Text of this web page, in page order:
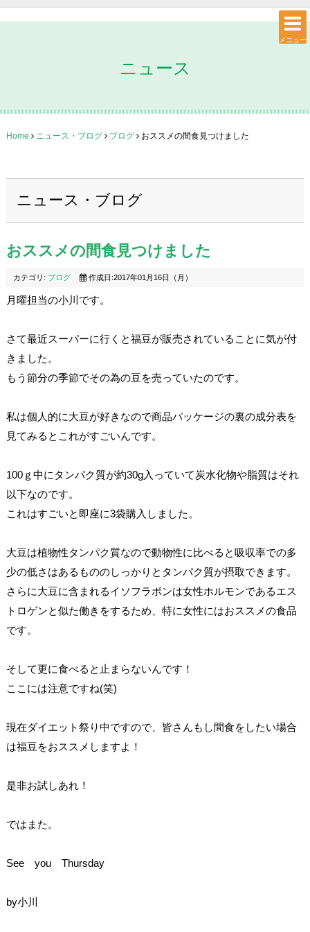
メニュー
ニュース
Home ニュース・ブログ ブログ おススメの間食見つけました
ニュース・ブログ
おススメの間食見つけました
カテゴリ: ブログ 作成日:2017年01月16日（月）
月曜担当の小川です。
さて最近スーパーに行くと福豆が販売されていることに気が付
きました。
もう節分の季節でその為の豆を売っていたのです。
私は個人的に大豆が好きなので商品パッケージの裏の成分表を
見てみるとこれがすごいんです。
100ｇ中にタンパク質が約30g入っていて炭水化物や脂質はそれ
以下なのです。
これはすごいと即座に3袋購入しました。
大豆は植物性タンパク質なので動物性に比べると吸収率での多
少の低さはあるもののしっかりとタンパク質が摂取できます。
さらに大豆に含まれるイソフラボンは女性ホルモンであるエス
トロゲンと似た働きをするため、特に女性にはおススメの食品
です。
そして更に食べると止まらないんです！
ここには注意ですね(笑)
現在ダイエット祭り中ですので、皆さんもし間食をしたい場合
は福豆をおススメしますよ！
是非お試しあれ！
ではまた。
See you Thursday
by小川